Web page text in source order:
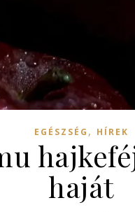
EGÉSZSÉG , HÍREK
haját